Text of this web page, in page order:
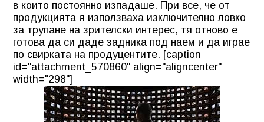
в които постоянно изпадаше. При все, че от
продукцията я използваха изключително ловко
за трупане на зрителски интерес, тя отново е
готова да си даде задника под наем и да играе
по свирката на продуцентите. [caption
id="attachment_570860" align="aligncenter"
width="298"]